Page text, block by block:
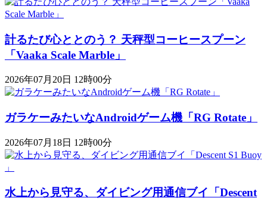
計るたび心ととのう？ 天秤型コーヒースプーン
「Vaaka Scale Marble」
2026年07月20日 12時00分
ガラケーみたいなAndroidゲーム機「RG Rotate」
2026年07月18日 12時00分
水上から見守る、ダイビング用通信ブイ「Descent